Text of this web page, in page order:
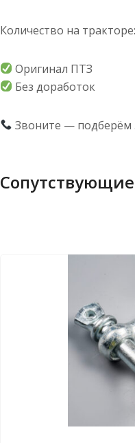
Количество на тракторе:
Оригинал ПТЗ
Без доработок
Звоните — подберём